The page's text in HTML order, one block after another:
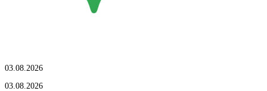
03.08.2026
03.08.2026